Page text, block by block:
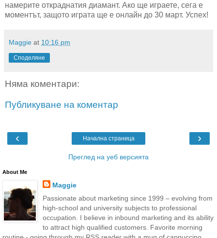
намерите откраднатия диамант. Ако ще играете, сега е
моментът, защото играта ще е онлайн до 30 март. Успех!
Maggie at 10:16 pm
Споделяне
Няма коментари:
Публикуване на коментар
‹ ›
Начална страница
Преглед на уеб версията
About Me
Maggie
Passionate about marketing since 1999 – evolving from
high-school and university subjects to professional
occupation. I believe in inbound marketing and its ability
to attract high qualified customers. Favorite morning